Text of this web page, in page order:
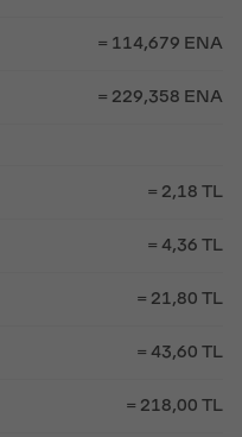
= 114,679 ENA
= 229,358 ENA
= 2,18 TL
= 4,36 TL
= 21,80 TL
= 43,60 TL
= 218,00 TL